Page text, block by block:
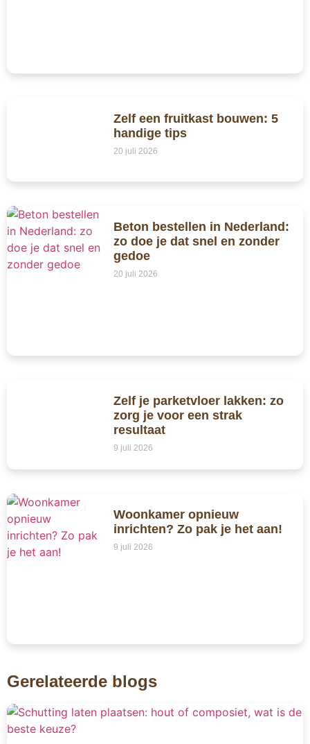
Zelf een fruitkast bouwen: 5
handige tips
20 juli 2026
Beton bestellen in Nederland:
zo doe je dat snel en zonder
gedoe
20 juli 2026
Zelf je parketvloer lakken: zo
zorg je voor een strak
resultaat
9 juli 2026
Woonkamer opnieuw
inrichten? Zo pak je het aan!
9 juli 2026
Gerelateerde blogs